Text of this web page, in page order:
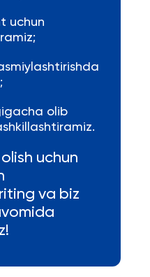
uchun
olib
uchun
va biz